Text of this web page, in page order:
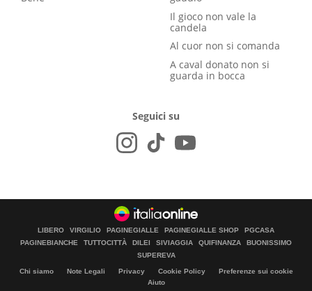
Il gioco non vale la
candela
Al cuor non si comanda
A caval donato non si
guarda in bocca
Seguici su
LIBERO VIRGILIO PAGINEGIALLE PAGINEGIALLE SHOP
PGCASA
PAGINEBIANCHE
TUTTOCITTÀ DILEI SIVIAGGIA QUIFINANZA
BUONISSIMO
SUPEREVA
Chi siamo Note Legali Privacy Cookie Policy
Preferenze sui cookie
Aiuto